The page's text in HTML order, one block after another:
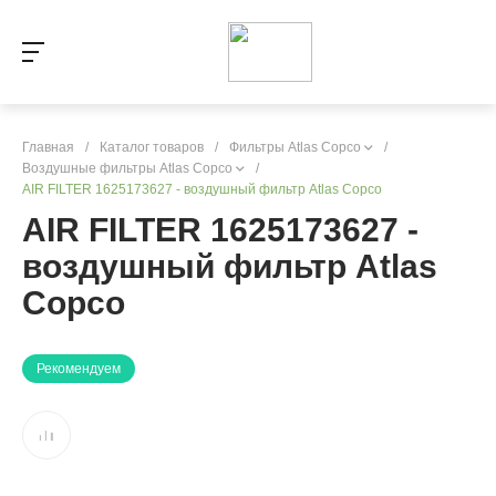
Главная / Каталог товаров / Фильтры Atlas Copco
/
Воздушные фильтры Atlas Copco
/
AIR FILTER 1625173627 - воздушный фильтр Atlas Copco
AIR FILTER 1625173627 -
воздушный фильтр Atlas
Copco
Рекомендуем